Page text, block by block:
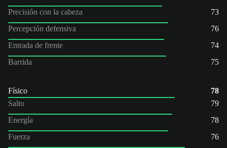
Precisión con la cabeza
73
Percepción defensiva
76
Entrada de frente
74
Barrida
75
Físico
78
Salto
79
Energía
78
Fuerza
76